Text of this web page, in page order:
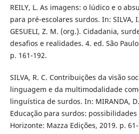
REILY, L. As imagens: o lúdico e o
para pré-escolares surdos. In: SILVA, I.
GESUELI, Z. M. (org.). Cidadania,
desafios e realidades. 4. ed. São
p. 161-192.
SILVA, R. C. Contribuições da visão
linguagem e da multimodalidade
linguística de surdos. In: MIRANDA, D.
Educação para surdos:
Horizonte: Mazza Edições, 2019. p.